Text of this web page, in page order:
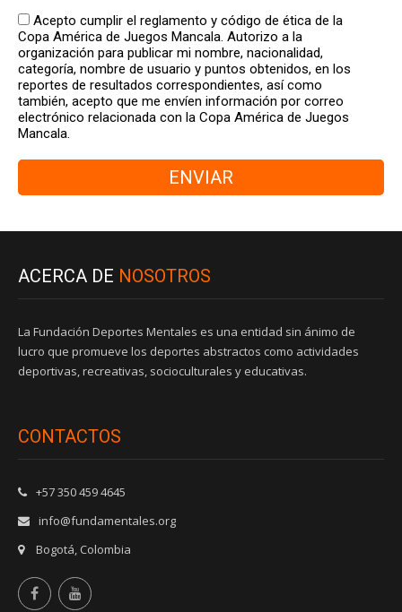
Acepto cumplir el reglamento y código de ética de la
Copa América de Juegos Mancala. Autorizo a la
organización para publicar mi nombre, nacionalidad,
categoría, nombre de usuario y puntos obtenidos, en los
reportes de resultados correspondientes, así como
también, acepto que me envíen información por correo
electrónico relacionada con la Copa América de Juegos
Mancala.
ACERCA DE NOSOTROS
La Fundación Deportes Mentales es una entidad sin ánimo de
lucro que promueve los deportes abstractos como actividades
deportivas, recreativas, socioculturales y educativas.
CONTACTOS
+57 350 459 4645
info@fundamentales.org
Bogotá, Colombia